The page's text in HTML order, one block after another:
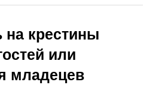
на крестины
или
младецев